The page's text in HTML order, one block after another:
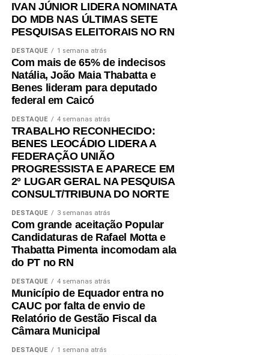
IVAN JÚNIOR LIDERA NOMINATA
DO MDB NAS ÚLTIMAS SETE
PESQUISAS ELEITORAIS NO RN
DESTAQUE 1 semana atrás
Com mais de 65% de indecisos
Natália, João Maia Thabatta e
Benes lideram para deputado
federal em Caicó
DESTAQUE 4 semanas atrás
TRABALHO RECONHECIDO:
BENES LEOCÁDIO LIDERA A
FEDERAÇÃO UNIÃO
PROGRESSISTA E APARECE EM
2º LUGAR GERAL NA PESQUISA
CONSULT/TRIBUNA DO NORTE
DESTAQUE 3 semanas atrás
Com grande aceitação Popular
Candidaturas de Rafael Motta e
Thabatta Pimenta incomodam ala
do PT no RN
DESTAQUE 4 semanas atrás
Município de Equador entra no
CAUC por falta de envio de
Relatório de Gestão Fiscal da
Câmara Municipal
DESTAQUE 1 semana atrás